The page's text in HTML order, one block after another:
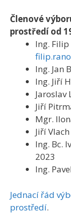
Členové
prostředí od
Ing. Filip
Ing. Jan
Ing. Jiří
Jaroslav
Jiří
Mgr.
Jiří Vlach
Ing. Bc.
2023
Ing.
Jednací řád
prostředí.